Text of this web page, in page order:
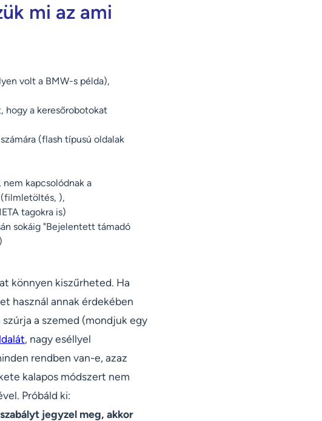
mi az ami
volt a BMW-s példa),
hogy a keresőrobotokat
(flash típusú oldalak
nem kapcsolódnak a
(filmletöltés, ),
tagokra is)
sokáig "Bejelentett támadó
)
könnyen kiszűrheted. Ha
használ annak érdekében
a szemed (mondjuk egy
, nagy eséllyel
rendben van-e, azaz
kalapos módszert nem
Próbáld ki:
jegyzel meg, akkor